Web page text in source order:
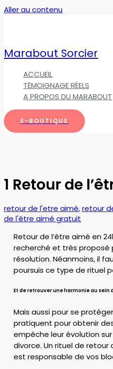
Aller au contenu
Marabout Sorcier
ACCUEIL
TÉMOIGNAGE RÉELS
A PROPOS DU MARABOUT
E-BOUTIQUE
1 Retour de
retour de l'etre aimé,retour
de l'être aimé gratuit
Retour de l’être aimé en
recherché et très proposé
résolution. Néanmoins, il
poursuis ce type de rituel
Et de retrouver une harmonie au
Mais aussi pour se
pratiquent pour obtenir
empêche leur évolution
divorce. Un rituel de
est responsable de vos